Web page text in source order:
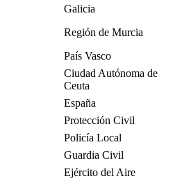
Galicia
Región de Murcia
País Vasco
Ciudad Autónoma de
Ceuta
España
Protección Civil
Policía Local
Guardia Civil
Ejército del Aire